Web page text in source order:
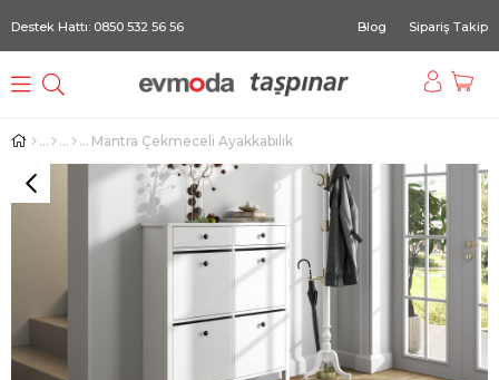
Destek Hattı: 0850 532 56 56 Blog Sipariş Takip
Mantra Çekmeceli Ayakkabılık